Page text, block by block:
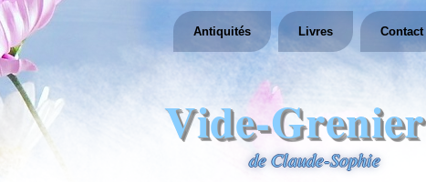
Vide-Grenier
de Claude-Sophie
Antiquités Livres Contact